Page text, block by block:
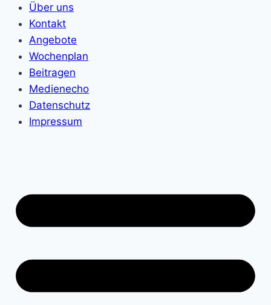
Über uns
Kontakt
Angebote
Wochenplan
Beitragen
Medienecho
Datenschutz
Impressum